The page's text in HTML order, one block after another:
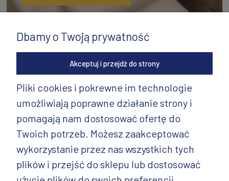
INFORMACJE
PRODUKTY CD.
POZOSTAŁE
Dbamy o Twoją prywatność
Akceptuj i przejdź do strony
Pliki cookies i pokrewne im technologie
umożliwiają poprawne działanie strony i
pomagają nam dostosować ofertę do
Twoich potrzeb. Możesz zaakceptować
wykorzystanie przez nas wszystkich tych
plików i przejść do sklepu lub dostosować